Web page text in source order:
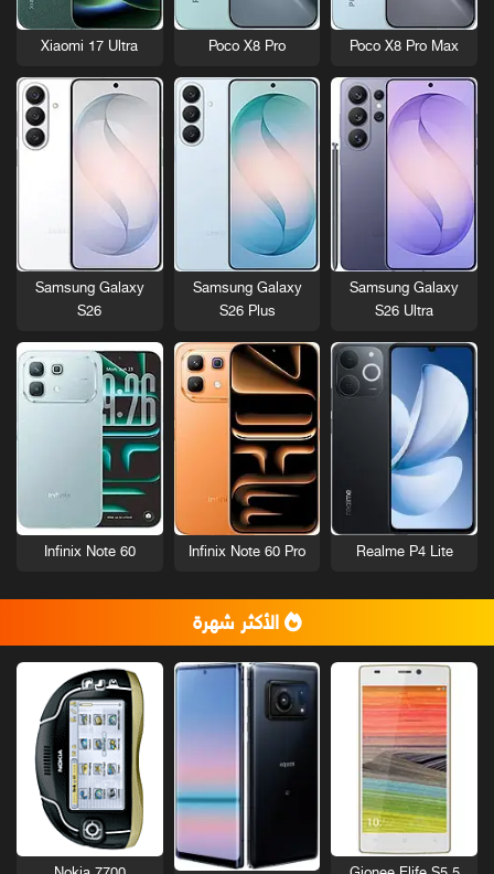
Poco X8 Pro Max
Poco X8 Pro
Xiaomi 17 Ultra
Samsung Galaxy
S26 Ultra
Samsung Galaxy
S26 Plus
Samsung Galaxy
S26
Realme P4 Lite
Infinix Note 60 Pro
Infinix Note 60
الأكثر شهرة